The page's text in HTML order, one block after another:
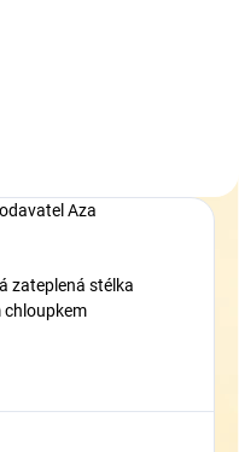
Aza
zateplená stélka
chloupkem